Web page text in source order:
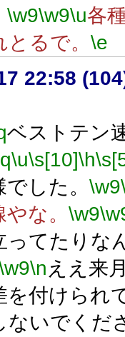
\w9\w9\u各
とるで。 \e
22:58
ベストテン
\u\s[10]\h
した。 \w9
やな。 \w9
ってたりな
\n ええ来
を付けられ
ないでくだ